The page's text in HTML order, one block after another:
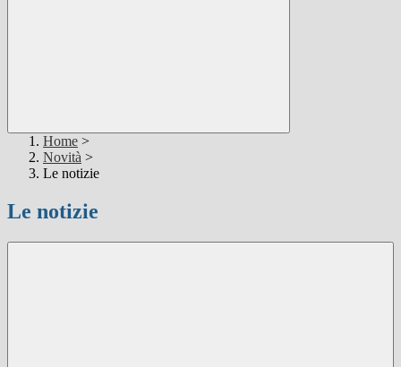
Home >
Novità >
Le notizie
Le notizie